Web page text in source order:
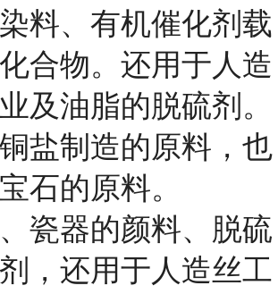
料、有机催化剂载
合物。还用于人造
及油脂的脱硫剂。
盐制造的原料，也
石的原料。
瓷器的颜料、脱硫
，还用于人造丝工